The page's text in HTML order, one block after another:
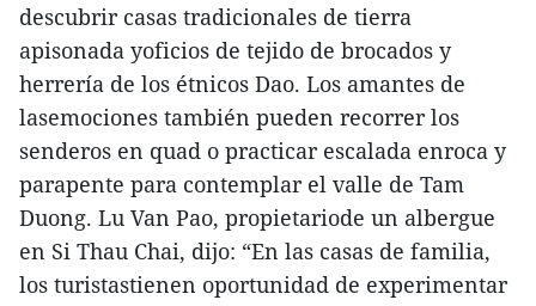
descubrir casas tradicionales de tierra
apisonada yoficios de tejido de brocados y
herrería de los étnicos Dao. Los amantes de
lasemociones también pueden recorrer los
senderos en quad o practicar escalada enroca y
parapente para contemplar el valle de Tam
Duong. Lu Van Pao, propietariode un albergue
en Si Thau Chai, dijo: “En las casas de familia,
los turistastienen oportunidad de experimentar